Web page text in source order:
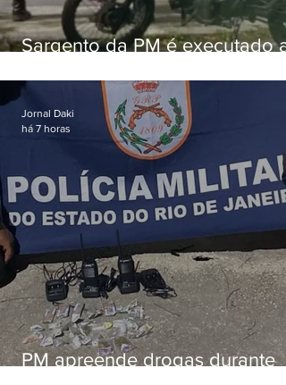
Sargento da PM é executado a
em Vaz Lobo
PM apreende drogas durante
Jornal Daki
há 7 horas